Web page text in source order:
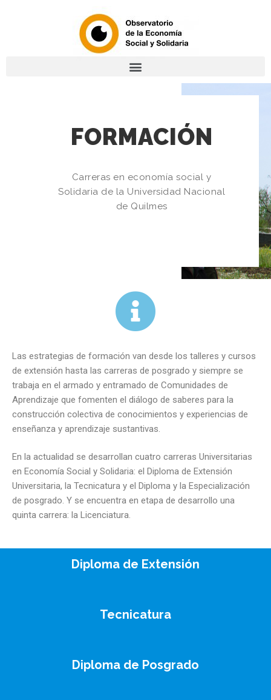
FORMACIÓN
Carreras en economía social y
Solidaria de la Universidad Nacional
de Quilmes
Las estrategias de formación van desde los talleres y cursos
de extensión hasta las carreras de posgrado y siempre se
trabaja en el armado y entramado de Comunidades de
Aprendizaje que fomenten el diálogo de saberes para la
construcción colectiva de conocimientos y experiencias de
enseñanza y aprendizaje sustantivas.
En la actualidad se desarrollan cuatro carreras Universitarias
en Economía Social y Solidaria: el Diploma de Extensión
Universitaria, la Tecnicatura y el Diploma y la Especialización
de posgrado. Y se encuentra en etapa de desarrollo una
quinta carrera: la Licenciatura.
Diploma de Extensión
Tecnicatura
Diploma de Posgrado